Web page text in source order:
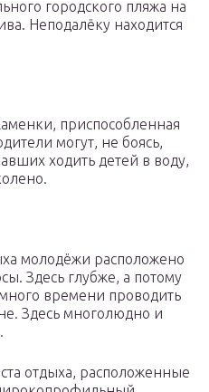
городского пляжа на
Неподалёку находится
приспособленная
могут, не боясь,
ходить детей в воду,
молодёжи расположено
Здесь глубже, а потому
времени проводить
Здесь многолюдно и
отдыха, расположенные